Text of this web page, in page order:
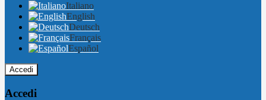
Italiano
English
Deutsch
Français
Español
Accedi
Accedi